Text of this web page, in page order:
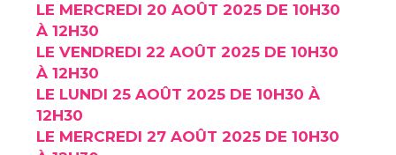
LE MERCREDI 20 AOÛT 2025 DE 10H30
À 12H30
LE VENDREDI 22 AOÛT 2025 DE 10H30
À 12H30
LE LUNDI 25 AOÛT 2025 DE 10H30 À
12H30
LE MERCREDI 27 AOÛT 2025 DE 10H30